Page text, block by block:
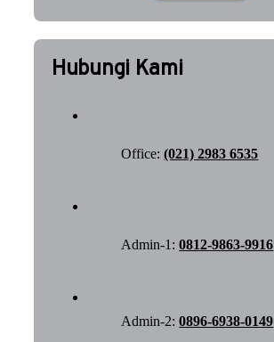
Hubungi Kami
Office:(021) 2983 6535
Admin-1:0812-9863-9916
Admin-2:0896-6938-0149